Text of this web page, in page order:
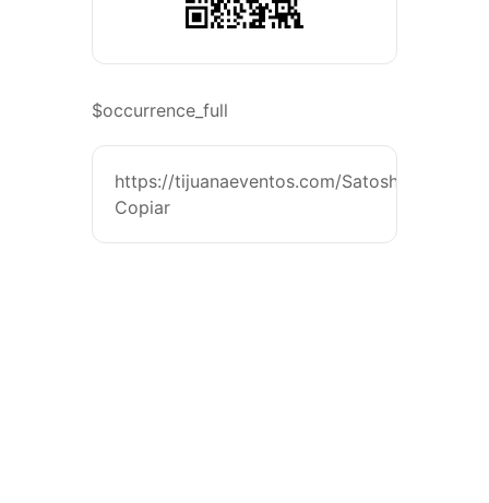
$occurrence_full
https://tijuanaeventos.com/
Copiar